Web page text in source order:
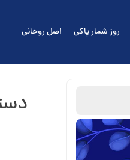
روز شمار پاکی اصل روحانی